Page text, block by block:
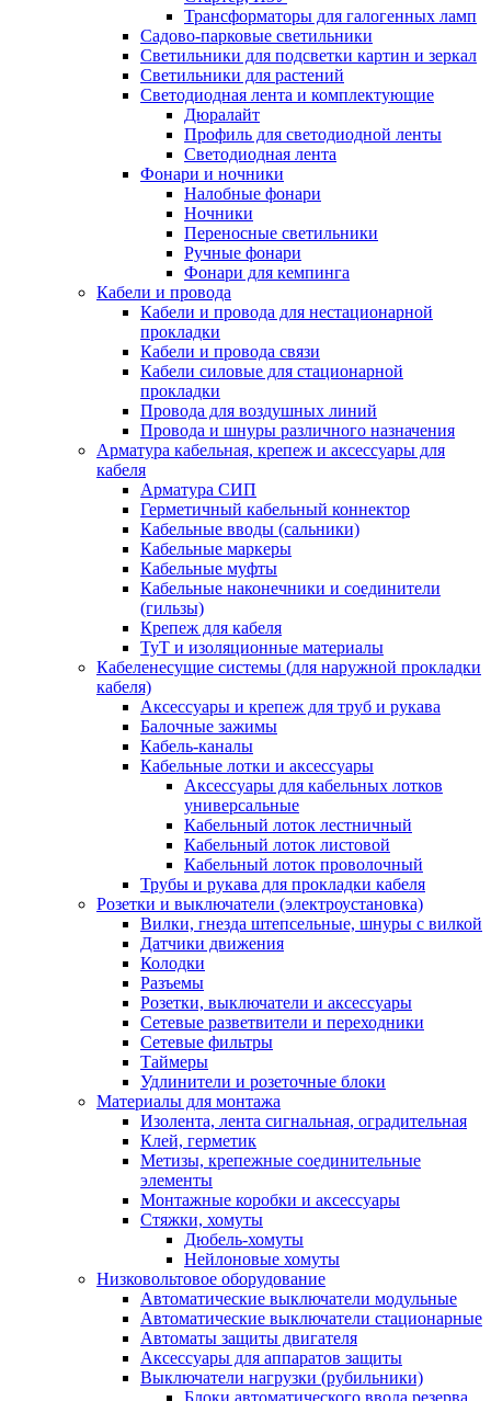
Трансформаторы для галогенных ламп
Садово-парковые светильники
Светильники для подсветки картин и зеркал
Светильники для растений
Светодиодная лента и комплектующие
Дюралайт
Профиль для светодиодной ленты
Светодиодная лента
Фонари и ночники
Налобные фонари
Ночники
Переносные светильники
Ручные фонари
Фонари для кемпинга
Кабели и провода
Кабели и провода для нестационарной
прокладки
Кабели и провода связи
Кабели силовые для стационарной
прокладки
Провода для воздушных линий
Провода и шнуры различного назначения
Арматура кабельная, крепеж и аксессуары для
кабеля
Арматура СИП
Герметичный кабельный коннектор
Кабельные вводы (сальники)
Кабельные маркеры
Кабельные муфты
Кабельные наконечники и соединители
(гильзы)
Крепеж для кабеля
ТуТ и изоляционные материалы
Кабеленесущие системы (для наружной прокладки
кабеля)
Аксессуары и крепеж для труб и рукава
Балочные зажимы
Кабель-каналы
Кабельные лотки и аксессуары
Аксессуары для кабельных лотков
универсальные
Кабельный лоток лестничный
Кабельный лоток листовой
Кабельный лоток проволочный
Трубы и рукава для прокладки кабеля
Розетки и выключатели (электроустановка)
Вилки, гнезда штепсельные, шнуры с вилкой
Датчики движения
Колодки
Разъемы
Розетки, выключатели и аксессуары
Сетевые разветвители и переходники
Сетевые фильтры
Таймеры
Удлинители и розеточные блоки
Материалы для монтажа
Изолента, лента сигнальная, оградительная
Клей, герметик
Метизы, крепежные соединительные
элементы
Монтажные коробки и аксессуары
Стяжки, хомуты
Дюбель-хомуты
Нейлоновые хомуты
Низковольтовое оборудование
Автоматические выключатели модульные
Автоматические выключатели стационарные
Автоматы защиты двигателя
Аксессуары для аппаратов защиты
Выключатели нагрузки (рубильники)
Блоки автоматического ввода резерва